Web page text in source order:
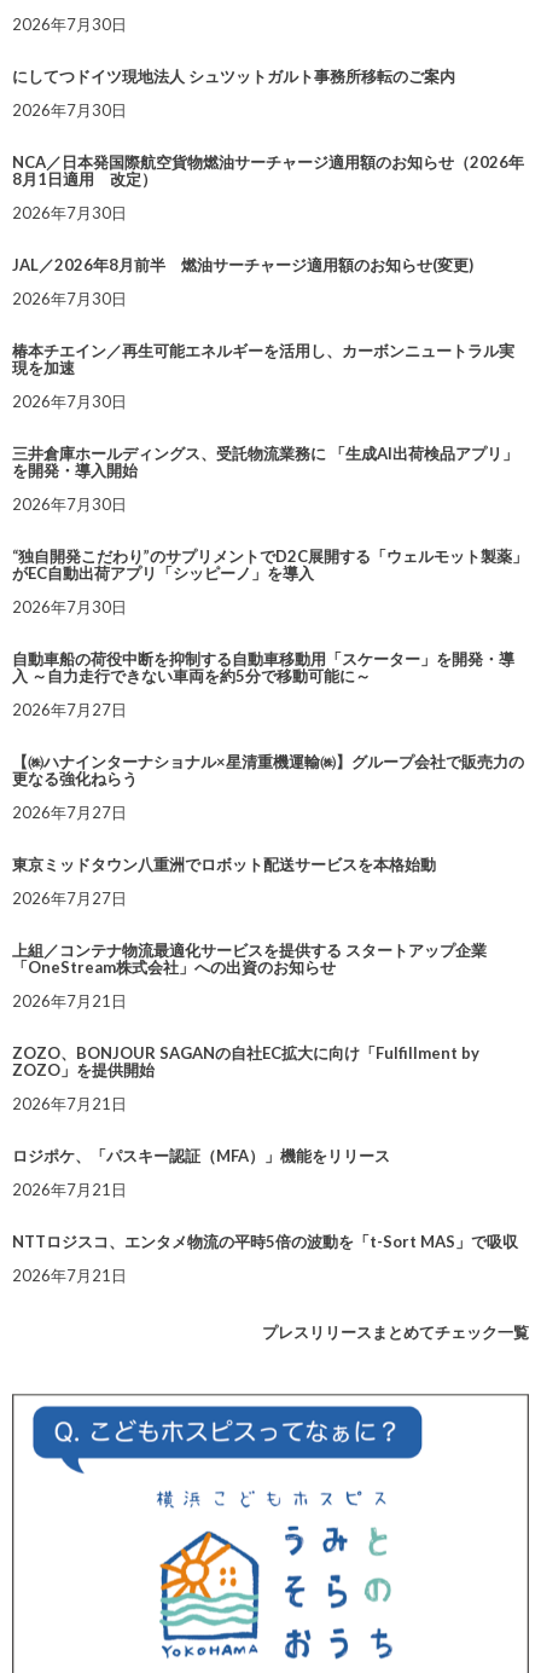
2026年7月30日
にしてつドイツ現地法人 シュツットガルト事務所移転のご案内
2026年7月30日
NCA／日本発国際航空貨物燃油サーチャージ適用額のお知らせ（2026年
8月1日適用 改定）
2026年7月30日
JAL／2026年8月前半 燃油サーチャージ適用額のお知らせ(変更)
2026年7月30日
椿本チエイン／再生可能エネルギーを活用し、カーボンニュートラル実
現を加速
2026年7月30日
三井倉庫ホールディングス、受託物流業務に 「生成AI出荷検品アプリ」
を開発・導入開始
2026年7月30日
“独自開発こだわり”のサプリメントでD2C展開する「ウェルモット製薬」
がEC自動出荷アプリ「シッピーノ」を導入
2026年7月30日
自動車船の荷役中断を抑制する自動車移動用「スケーター」を開発・導
入 ～自力走行できない車両を約5分で移動可能に～
2026年7月27日
【㈱ハナインターナショナル×星清重機運輸㈱】グループ会社で販売力の
更なる強化ねらう
2026年7月27日
東京ミッドタウン八重洲でロボット配送サービスを本格始動
2026年7月27日
上組／コンテナ物流最適化サービスを提供する スタートアップ企業
「OneStream株式会社」への出資のお知らせ
2026年7月21日
ZOZO、BONJOUR SAGANの自社EC拡大に向け「Fulfillment by
ZOZO」を提供開始
2026年7月21日
ロジポケ、「パスキー認証（MFA）」機能をリリース
2026年7月21日
NTTロジスコ、エンタメ物流の平時5倍の波動を「t-Sort MAS」で吸収
2026年7月21日
プレスリリースまとめてチェック一覧